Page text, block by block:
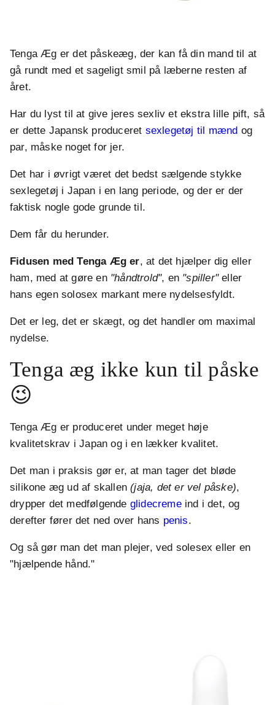
Tenga Æg er det påskeæg, der kan få din mand til at
gå rundt med et sageligt smil på læberne resten af
året.
Har du lyst til at give jeres sexliv et ekstra lille pift, så
er dette Japansk produceret sexlegetøj til mænd og
par, måske noget for jer.
Det har i øvrigt været det bedst sælgende stykke
sexlegetøj i Japan i en lang periode, og der er der
faktisk nogle gode grunde til.
Dem får du herunder.
Fidusen med Tenga Æg er, at det hjælper dig eller
ham, med at gøre en "håndtrold", en "spiller"eller
hans egen solosex markant mere nydelsesfyldt.
Det er leg, det er skægt, og det handler om maximal
nydelse.
Tenga æg ikke kun til påske
😉
Tenga Æg er produceret under meget høje
kvalitetskrav i Japan og i en lækker kvalitet.
Det man i praksis gør er, at man tager det bløde
silikone æg ud af skallen(jaja, det er vel påske),
drypper det medfølgende glidecremeind i det, og
derefter fører det ned over hans penis.
Og så gør man det man plejer, ved solesex eller en
"hjælpende hånd."